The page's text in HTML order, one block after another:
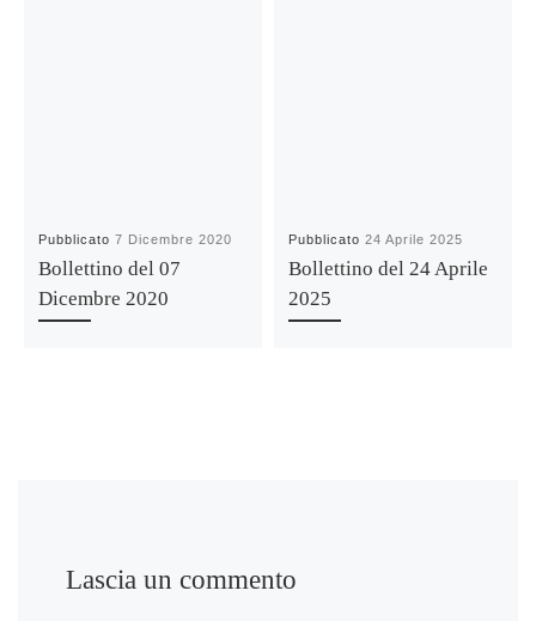
Pubblicato7 Dicembre 2020
Bollettino del 07
Dicembre 2020
Pubblicato24 Aprile 2025
Bollettino del 24 Aprile
2025
Lascia un commento